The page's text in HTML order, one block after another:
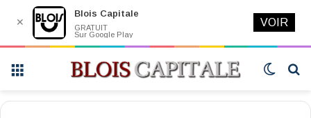
Switch
✕
Blois Capitale
GRATUIT
Sur Google Play
VOIR